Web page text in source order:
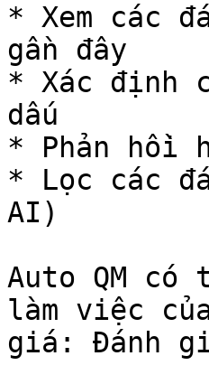
* Xem các
gần đây
* Xác định
dấu
* Phản hồi
* Lọc các
AI)
Auto QM
làm việc
giá: Đánh